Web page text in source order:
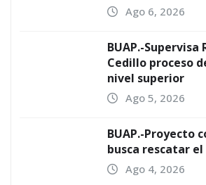
Ago 6, 2026
BUAP.-Supervisa
Cedillo proceso
nivel superior
Ago 5, 2026
BUAP.-Proyecto
busca rescatar
Ago 4, 2026